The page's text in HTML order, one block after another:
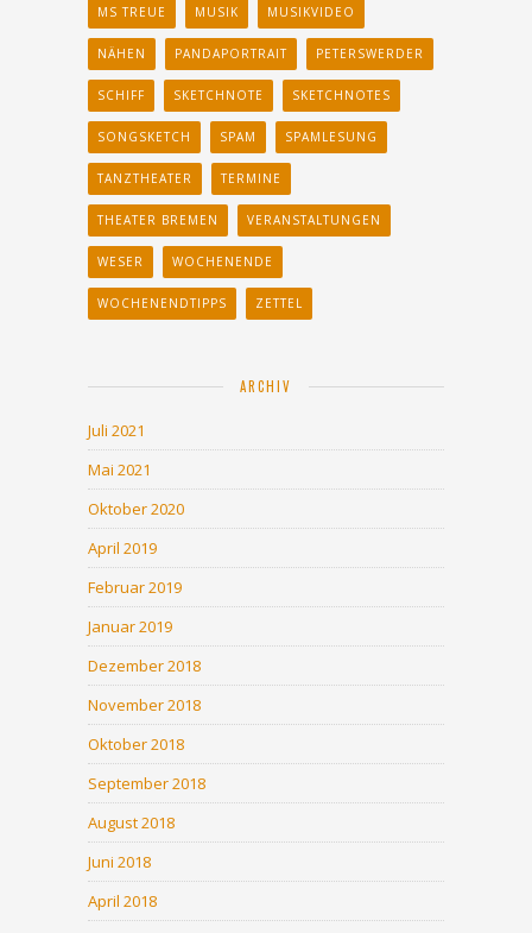
MS TREUE MUSIK MUSIKVIDEO
NÄHEN PANDAPORTRAIT PETERSWERDER
SCHIFF SKETCHNOTE SKETCHNOTES
SONGSKETCH SPAM SPAMLESUNG
TANZTHEATER TERMINE
THEATER BREMEN VERANSTALTUNGEN
WESER WOCHENENDE
WOCHENENDTIPPS ZETTEL
ARCHIV
Juli 2021
Mai 2021
Oktober 2020
April 2019
Februar 2019
Januar 2019
Dezember 2018
November 2018
Oktober 2018
September 2018
August 2018
Juni 2018
April 2018